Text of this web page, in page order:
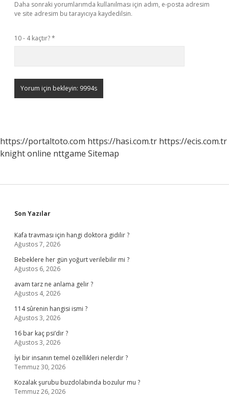
Daha sonraki yorumlarımda kullanılması için adım, e-posta adresim
ve site adresim bu tarayıcıya kaydedilsin.
10 - 4 kaçtır?*
https://portaltoto.com https://hasi.com.tr https://ecis.com.tr
knight online nttgame Sitemap
Sidebar
Son Yazılar
Kafa travması için hangi doktora gidilir ?
Ağustos 7, 2026
Bebeklere her gün yoğurt verilebilir mi ?
Ağustos 6, 2026
avam tarz ne anlama gelir ?
Ağustos 4, 2026
114 sûrenin hangisi ismi ?
Ağustos 3, 2026
16 bar kaç psi’dir ?
Ağustos 3, 2026
İyi bir insanın temel özellikleri nelerdir ?
Temmuz 30, 2026
Kozalak şurubu buzdolabında bozulur mu ?
Temmuz 26, 2026